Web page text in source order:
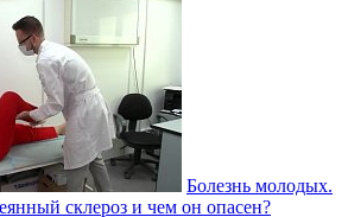
Болезнь молодых.
склероз и чем он опасен?